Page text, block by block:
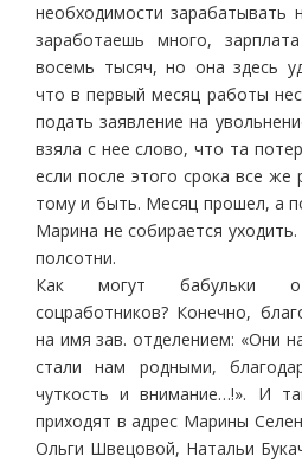
необходимости зарабатывать
заработаешь много,
восемь тысяч, но она здесь
что в первый месяц работы
подать заявление на
взяла с нее слово, что та
если после этого срока все же
тому и быть. Месяц прошел, а
Марина не собирается
полсотни.
Как могут бабульки
соцработников? Конечно,
на имя зав. отделением: «Они
стали нам родными,
чуткость и внимание…!». И
приходят в адрес Марины
Ольги Швецовой, Натальи